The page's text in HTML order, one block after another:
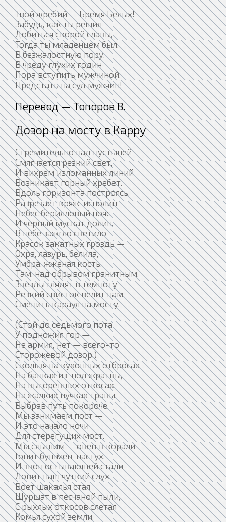
Твой жребий — Бремя Белых!
Забудь, как ты решил
Добиться скорой славы, —
Тогда ты младенцем был.
В безжалостную пору,
В чреду глухих годин
Пора вступить мужчиной,
Предстать на суд мужчин!
Перевод — Топоров В.
Дозор на мосту в Карру
Стремительно над пустыней
Смягчается резкий свет,
И вихрем изломанных линий
Возникает горный хребет.
Вдоль горизонта построясь,
Разрезает кряж-исполин
Небес берилловый пояс
И черный мускат долин.
В небе зажгло светило
Красок закатных гроздь —
Охра, лазурь, белила,
Умбра, жженая кость.
Там, над обрывом гранитным.
Звезды глядят в темноту —
Резкий свисток велит нам
Сменить караул на мосту.
(Стой до седьмого пота
У подножия гор —
Не армия, нет — всего-то
Сторожевой дозор.)
Скользя на кухонных отбросах
На банках из-под жратвы,
На выгоревших откосах,
На жалких пучках травы —
Выбрав путь покороче,
Мы занимаем пост —
И это начало ночи
Для стерегущих мост.
Мы слышим — овец в корали
Гонит бушмен-пастух,
И звон остывающей стали
Ловит наш чуткий слух.
Воет шакалья стая
Шуршат в песчаной пыли,
С рыхлых откосов слетая
Комья сухой земли.